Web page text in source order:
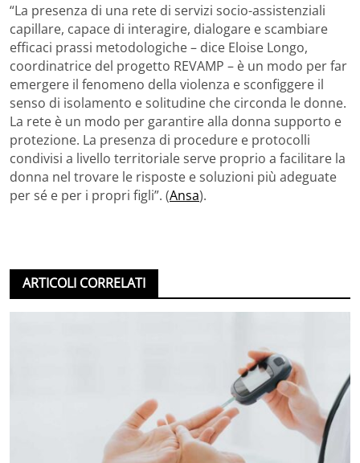
“La presenza di una rete di servizi socio-assistenziali
capillare, capace di interagire, dialogare e scambiare
efficaci prassi metodologiche – dice Eloise Longo,
coordinatrice del progetto REVAMP – è un modo per far
emergere il fenomeno della violenza e sconfiggere il
senso di isolamento e solitudine che circonda le donne.
La rete è un modo per garantire alla donna supporto e
protezione. La presenza di procedure e protocolli
condivisi a livello territoriale serve proprio a facilitare la
donna nel trovare le risposte e soluzioni più adeguate
per sé e per i propri figli”. (Ansa).
ARTICOLI CORRELATI